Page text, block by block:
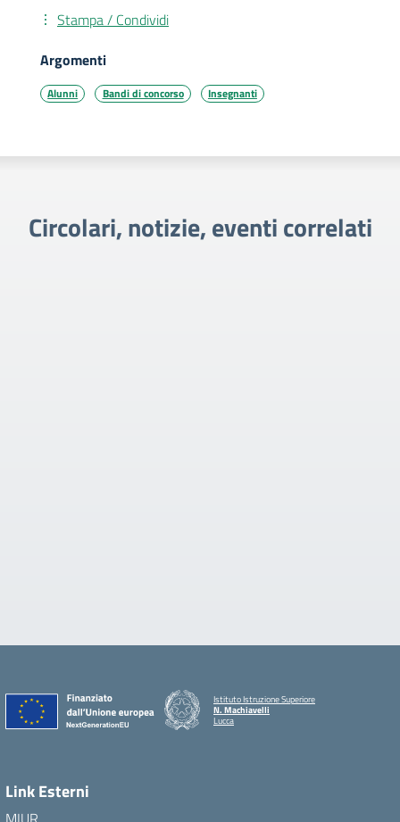
Stampa / Condividi
Argomenti
Alunni Bandi di concorso Insegnanti
Circolari, notizie, eventi correlati
Istituto Istruzione Superiore
N. Machiavelli
Lucca
Link Esterni